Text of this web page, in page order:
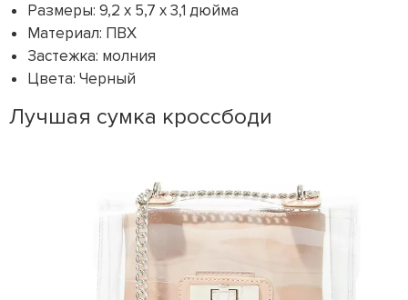
Размеры: 9,2 x 5,7 x 3,1 дюйма
Материал: ПВХ
Застежка: молния
Цвета: Черный
Лучшая сумка кроссбоди